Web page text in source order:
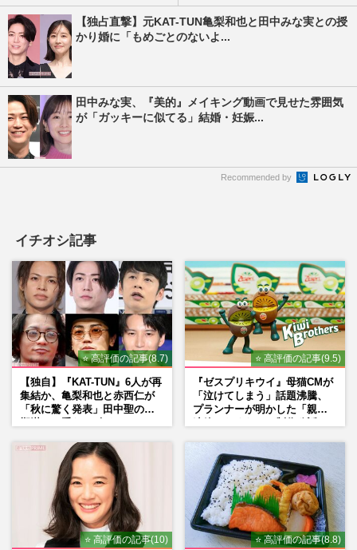
【独占直撃】元KAT-TUN亀梨和也と田中みな実との授
かり婚に「もめごとのないよ...
田中みな実、『美的』メイキング動画で見せた雰囲気
が「ガッキーに似てる」結婚・妊娠...
Recommended by
イチオシ記事
⭐ 高評価の記事(8.7)
【独自】『KAT-TUN』6人が再
集結か、亀梨和也と赤西仁が
「秋に驚く発表」田中聖の刑
⭐ 高評価の記事(9.5)
『ゼスプリキウイ』母猫CMが
「泣けてしまう」話題沸騰、
プランナーが明かした「親に
⭐ 高評価の記事(10) ⭐ 高評価の記事(8.8)